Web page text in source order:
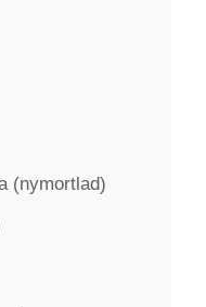
(nymortlad)